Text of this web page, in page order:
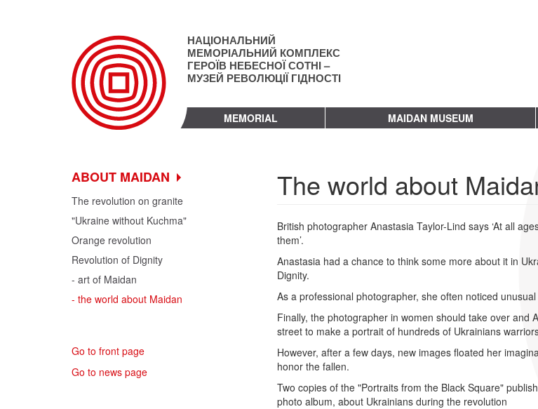
НАЦІОНАЛЬНИЙ
МЕМОРІАЛЬНИЙ КОМПЛЕКС
ГЕРОЇВ НЕБЕСНОЇ СОТНІ –
МУЗЕЙ РЕВОЛЮЦІЇ ГІДНОСТІ
MEMORIAL MAIDAN MUSEUM
ABOUT MAIDAN
The revolution on granite
"Ukraine without Kuchma"
Orange revolution
Revolution of Dignity
- art of Maidan
- the world about Maidan
Go to front page
Go to news page
The world about
British photographer Anastasia Taylor-Lind says ‘At all
them’.
Anastasia had a chance to think some more about it in
Dignity.
As a professional photographer, she often noticed
Finally, the photographer in women should take over
street to make a portrait of hundreds of Ukrainians
However, after a few days, new images floated her
honor the fallen.
Two copies of the "Portraits from the Black Square"
photo album, about Ukrainians during the revolution